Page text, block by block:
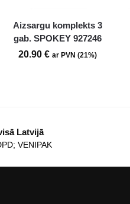
Aizsargu komplekts 3
gab. SPOKEY 927246
20.90€ ar PVN (21%)
Latvijā
VENIPAK